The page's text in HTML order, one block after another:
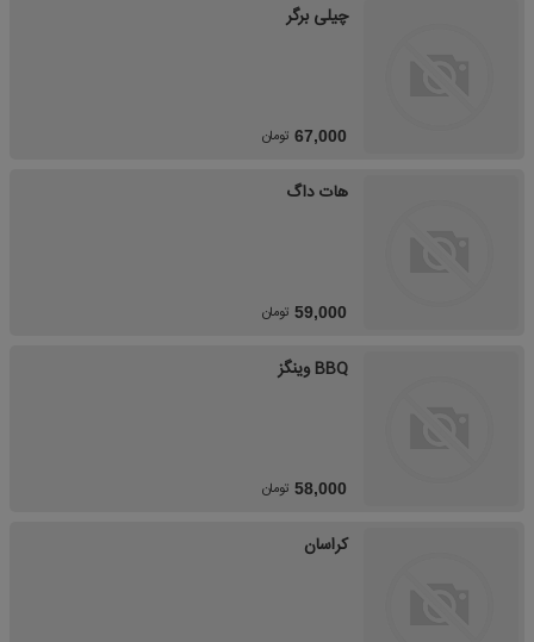
چیلی برگر
67,000 تومان
هات داگ
59,000 تومان
BBQ وینگز
58,000 تومان
کراسان